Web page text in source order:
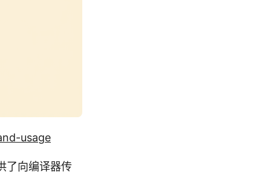
usage
了向编译器传